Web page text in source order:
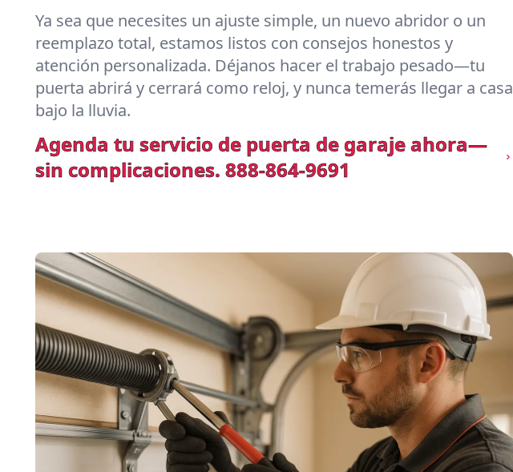
Ya sea que necesites un ajuste simple, un nuevo abridor o un
reemplazo total, estamos listos con consejos honestos y
atención personalizada. Déjanos hacer el trabajo pesado—tu
puerta abrirá y cerrará como reloj, y nunca temerás llegar a casa
bajo la lluvia.
Agenda tu servicio de puerta de garaje ahora—
sin complicaciones. 888-864-9691